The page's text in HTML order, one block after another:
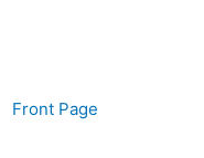
Front Page